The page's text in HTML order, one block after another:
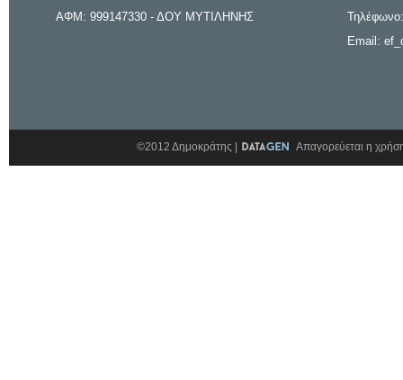
ΑΦΜ: 999147330 - ΔΟΥ ΜΥΤΙΛΗΝΗΣ
Email:
©2012 Δημοκράτης | Απαγορεύεται η